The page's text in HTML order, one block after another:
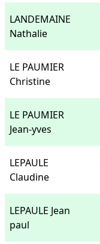
LANDEMAINE
Nathalie
LE PAUMIER
Christine
LE PAUMIER
Jean-yves
LEPAULE
Claudine
LEPAULE Jean
paul